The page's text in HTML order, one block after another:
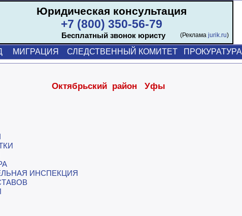
Юридическая консультация
+7 (800) 350-56-79
Бесплатный звонок юристу (Реклама jurik.ru)
МИГРАЦИЯ СЛЕДСТВЕННЫЙ КОМИТЕТ ПРОКУРАТУРА
Октябрьский район Уфы
ИНСПЕКЦИЯ